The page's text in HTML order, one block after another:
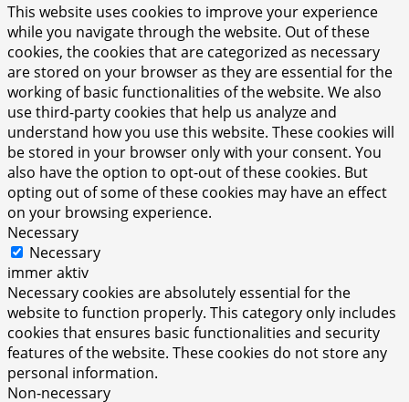
This website uses cookies to improve your experience
while you navigate through the website. Out of these
cookies, the cookies that are categorized as necessary
are stored on your browser as they are essential for the
working of basic functionalities of the website. We also
use third-party cookies that help us analyze and
understand how you use this website. These cookies will
be stored in your browser only with your consent. You
also have the option to opt-out of these cookies. But
opting out of some of these cookies may have an effect
on your browsing experience.
Necessary
Necessary
immer aktiv
Necessary cookies are absolutely essential for the
website to function properly. This category only includes
cookies that ensures basic functionalities and security
features of the website. These cookies do not store any
personal information.
Non-necessary